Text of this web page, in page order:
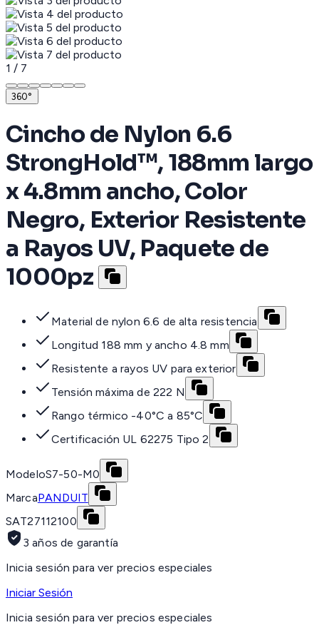
1 / 7
360°
Cincho de Nylon 6.6
StrongHold™, 188mm largo
x 4.8mm ancho, Color
Negro, Exterior Resistente
a Rayos UV, Paquete de
1000pz
Material de nylon 6.6 de alta resistencia
Longitud 188 mm y ancho 4.8 mm
Resistente a rayos UV para exterior
Tensión máxima de 222 N
Rango térmico -40°C a 85°C
Certificación UL 62275 Tipo 2
ModeloS7-50-M0
MarcaPANDUIT
SAT27112100
3 años de garantía
Inicia sesión para ver precios especiales
Iniciar Sesión
Inicia sesión para ver precios especiales